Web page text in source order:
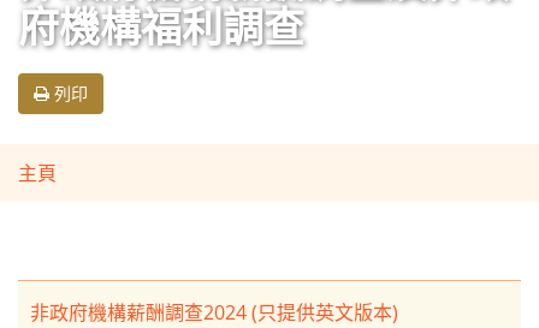
府機構福利調查
列印
主頁
非政府機構薪酬調查2024 (只提供英文版本)